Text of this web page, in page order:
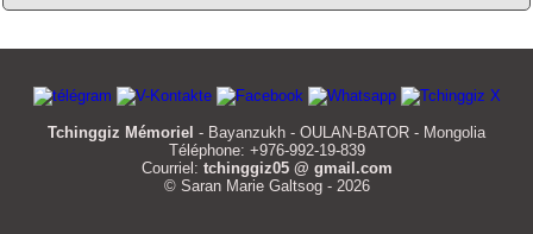
Tchinggiz Mémoriel - Bayanzukh - OULAN-BATOR - Mongolia
Téléphone: +976-992-19-839
Courriel: tchinggiz05 @ gmail.com
© Saran Marie Galtsog - 2026